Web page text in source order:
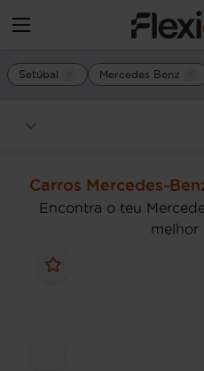
Setúbal Mercedes Benz
Carros Mercedes-
Encontra o teu
melhor